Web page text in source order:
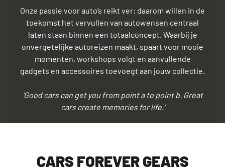
Onze passie voor auto’s reikt ver: daarom willen in de
toekomst het vervullen van autowensen centraal
laten staan binnen een totaalconcept. Waarbij je
onvergetelijke autoreizen maakt, spaart voor mooie
momenten, workshops volgt en aanvullende
gadgets en accessoires toevoegt aan jouw collectie.
‘Good cars can get you from point a to point b. Great
cars create memories for life.’
CARS FOREVER GEARS